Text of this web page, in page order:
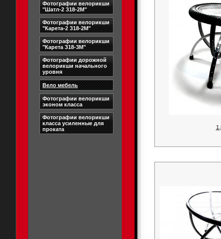
Фотографии велорикши
"Шатл-2 З18-2М"
Фотографии велорикши
"Карета-2 З18-2М"
Фотографии велорикши
"Карета З18-3М"
Фотографии дорожной
велорикши начального
уровня
Вело мебель
Фотографии велорикши
эконом класса
Фотографии велорикши
класса усиленные для
проката